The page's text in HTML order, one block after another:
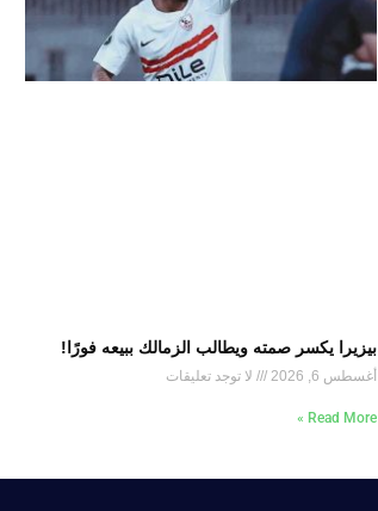
بيزيرا يكسر صمته ويطالب الزمالك ببيعه فورًا!
أغسطس 6, 2026 لا توجد تعليقات
Read More »